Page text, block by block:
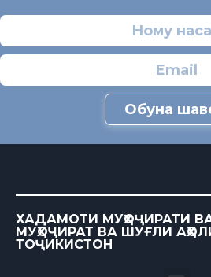
Обуна
ХАДАМОТИ МУҲОҶИРАТИ
МУҲОҶИРАТ ВА ШУҒЛИ
ТОҶИКИСТОН